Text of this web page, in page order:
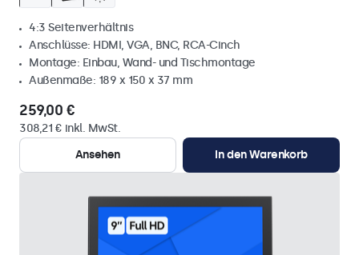
4:3 Seitenverhältnis
Anschlüsse: HDMI, VGA, BNC, RCA-Cinch
Montage: Einbau, Wand- und Tischmontage
Außenmaße: 189 x 150 x 37 mm
259,00 €
308,21 € inkl. MwSt.
Ansehen
In den Warenkorb